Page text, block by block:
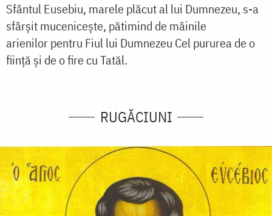
Sfântul Eusebiu, marele plăcut al lui Dumnezeu, s-a
sfârșit mucenicește, pătimind de mâinile
arienilor pentru Fiul lui Dumnezeu Cel pururea de o
ființă și de o fire cu Tatăl.
RUGĂCIUNI